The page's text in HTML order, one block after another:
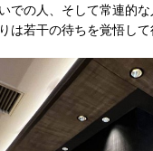
での人、そして常連的
は若干の待ちを覚悟して